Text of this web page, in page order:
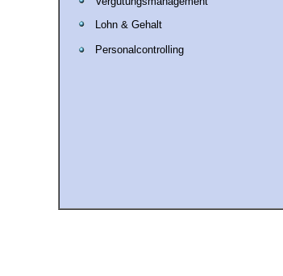
Lohn & Gehalt
Personalcontrolling